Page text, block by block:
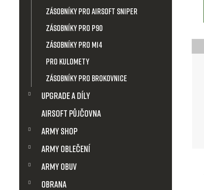
Zásobníky pro airsoft sniper
Zásobníky pro P90
Zásobníky pro M14
pro kulomety
Zásobníky pro brokovnice
Upgrade a díly
Airsoft půjčovna
Army shop
Army Oblečení
Army obuv
Obrana
t